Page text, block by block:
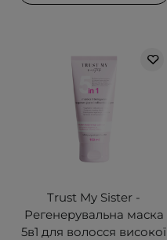
Trust My Sister -
Регенерувальна маска
5в1 для волосся високої